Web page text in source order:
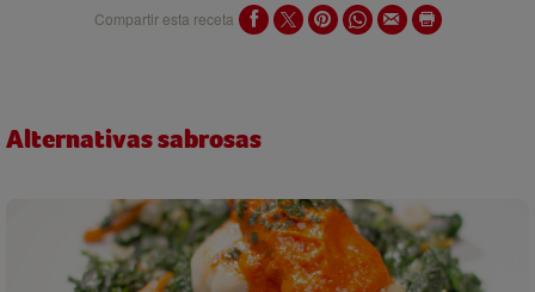
Compartir esta receta
Alternativas sabrosas